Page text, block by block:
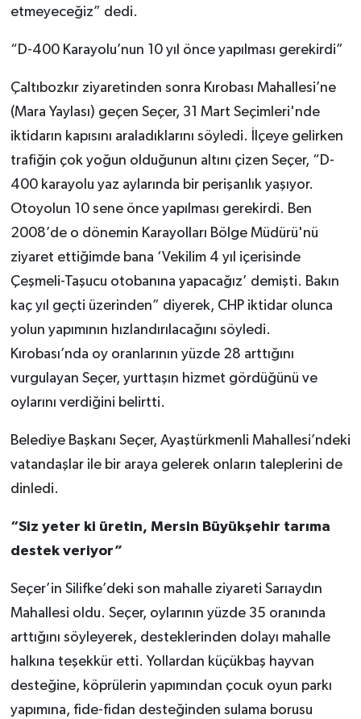
etmeyeceğiz” dedi.
“D-400 Karayolu’nun 10 yıl önce yapılması gerekirdi”
Çaltıbozkır ziyaretinden sonra Kırobası Mahallesi’ne
(Mara Yaylası) geçen Seçer, 31 Mart Seçimleri'nde
iktidarın kapısını araladıklarını söyledi. İlçeye gelirken
trafiğin çok yoğun olduğunun altını çizen Seçer, “D-
400 karayolu yaz aylarında bir perişanlık yaşıyor.
Otoyolun 10 sene önce yapılması gerekirdi. Ben
2008’de o dönemin Karayolları Bölge Müdürü'nü
ziyaret ettiğimde bana ‘Vekilim 4 yıl içerisinde
Çeşmeli-Taşucu otobanına yapacağız’ demişti. Bakın
kaç yıl geçti üzerinden” diyerek, CHP iktidar olunca
yolun yapımının hızlandırılacağını söyledi.
Kırobası’nda oy oranlarının yüzde 28 arttığını
vurgulayan Seçer, yurttaşın hizmet gördüğünü ve
oylarını verdiğini belirtti.
Belediye Başkanı Seçer, Ayaştürkmenli Mahallesi’ndeki
vatandaşlar ile bir araya gelerek onların taleplerini de
dinledi.
“Siz yeter ki üretin, Mersin Büyükşehir tarıma
destek veriyor”
Seçer’in Silifke’deki son mahalle ziyareti Sarıaydın
Mahallesi oldu. Seçer, oylarının yüzde 35 oranında
arttığını söyleyerek, desteklerinden dolayı mahalle
halkına teşekkür etti. Yollardan küçükbaş hayvan
desteğine, köprülerin yapımından çocuk oyun parkı
yapımına, fide-fidan desteğinden sulama borusu